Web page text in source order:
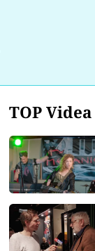
TOP Videa